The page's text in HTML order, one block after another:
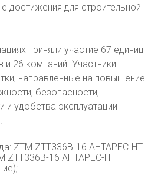
достижения для строительной
приняли участие 67 единиц
и 26 компаний. Участники
направленные на повышение
безопасности,
и удобства эксплуатации
ZTM ZTT336B-16 АНТАРЕС-НТ
ZTT336B-16 АНТАРЕС-НТ